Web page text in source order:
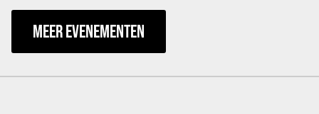
MEER EVENEMENTEN